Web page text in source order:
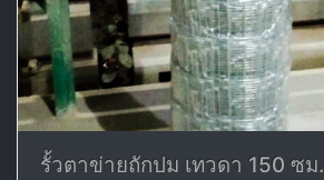
รั้วตาข่ายถักปม เทวดา 150 ซม.